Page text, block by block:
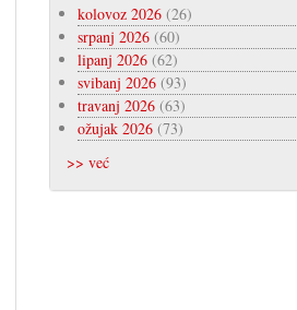
kolovoz 2026(26)
srpanj 2026(60)
lipanj 2026(62)
svibanj 2026(93)
travanj 2026(63)
ožujak 2026(73)
>> već